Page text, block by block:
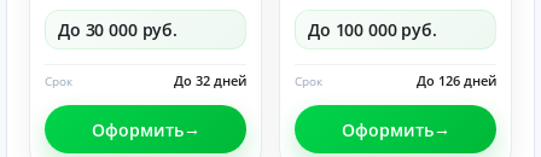
До 30 000 руб.
До 32 дней
Срок
Оформить
До 100 000 руб.
До 126 дней
Срок
Оформить